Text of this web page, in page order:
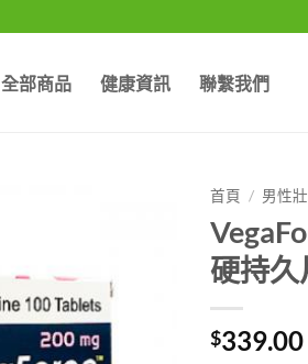
全部商品 健康資訊 聯繫我們
首頁 / 男性
硬持久
$339.00